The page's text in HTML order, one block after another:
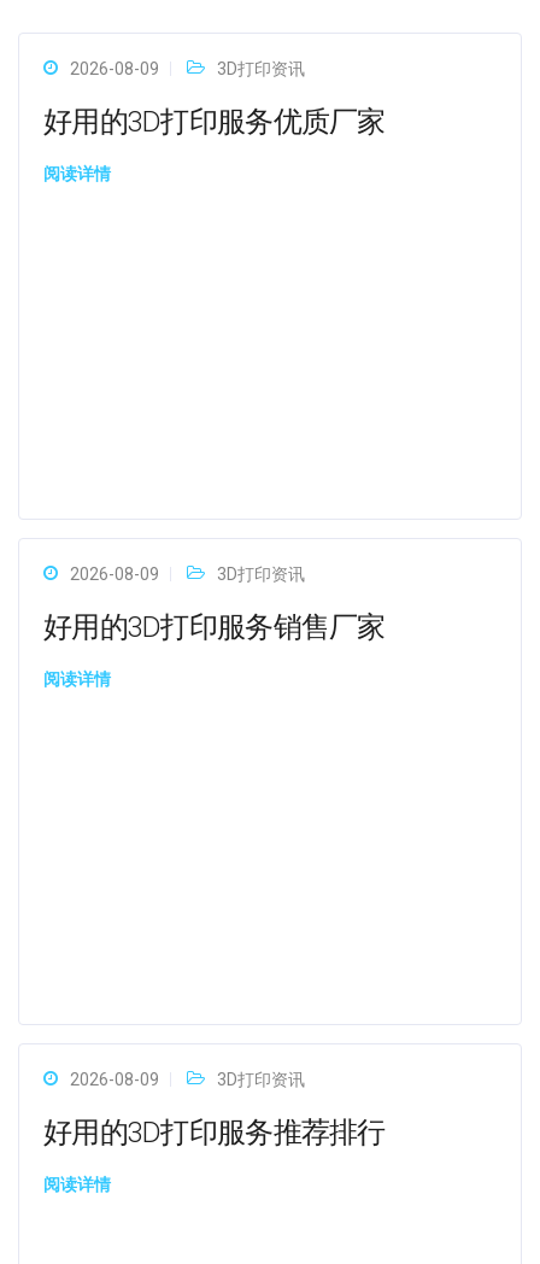
2026-08-09 3D打印资讯
好用的3D打印服务优质厂家
阅读详情
2026-08-09 3D打印资讯
好用的3D打印服务销售厂家
阅读详情
2026-08-09 3D打印资讯
好用的3D打印服务推荐排行
阅读详情